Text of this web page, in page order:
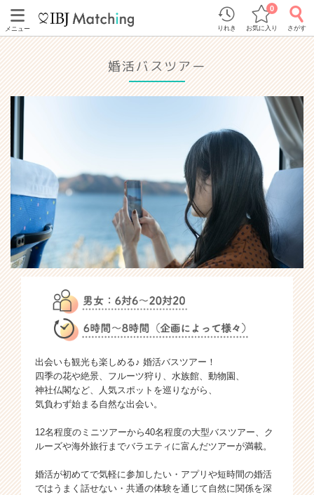
メニュー りれき お気に入り
0
さがす
婚活バスツアー
出会いも観光も楽しめる♪ 婚活バスツアー！
四季の花や絶景、フルーツ狩り、水族館、動物園、
神社仏閣など、人気スポットを巡りながら、
気負わず始まる自然な出会い。
12名程度のミニツアーから40名程度の大型バスツアー、ク
ルーズや海外旅行までバラエティに富んだツアーが満載。
婚活が初めてで気軽に参加したい・アプリや短時間の婚活
ではうまく話せない・共通の体験を通じて自然に関係を深